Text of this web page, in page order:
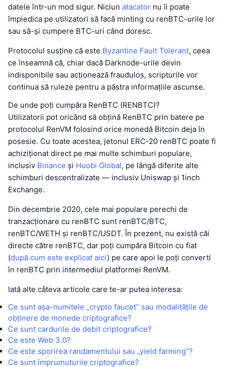
datele într-un mod sigur. Niciun atacator nu îi poate
împiedica pe utilizatori să facă minting cu renBTC-urile lor
sau să-și cumpere BTC-uri când doresc.
Protocolul susține că este Byzantine Fault Tolerant, ceea
ce înseamnă că, chiar dacă Darknode-urile devin
indisponibile sau acționează fraudulos, scripturile vor
continua să ruleze pentru a păstra informațiile ascunse.
De unde poți cumpăra RenBTC (RENBTC)?
Utilizatorii pot oricând să obțină RenBTC prin batere pe
protocolul RenVM folosind orice monedă Bitcoin deja în
posesie. Cu toate acestea, jetonul ERC-20 renBTC poate fi
achiziționat direct pe mai multe schimburi populare,
inclusiv Binance și Huobi Global, pe lângă diferite alte
schimburi descentralizate — inclusiv Uniswap și 1inch
Exchange.
Din decembrie 2020, cele mai populare perechi de
tranzacționare cu renBTC sunt renBTC/BTC,
renBTC/WETH și renBTC/USDT. În prezent, nu există căi
directe către renBTC, dar poți cumpăra Bitcoin cu fiat
(după cum este explicat aici) pe care apoi le poți converti
în renBTC prin intermediul platformei RenVM.
Iată alte câteva articole care te-ar putea interesa:
Ce sunt așa-numitele „crypto faucet” sau modalitățile de
obținere de monede criptografice?
Ce sunt cardurile de debit criptografice?
Ce este Web 3.0?
Ce este sporirea randamentului sau „yield farming”?
Ce sunt împrumuturile criptografice?